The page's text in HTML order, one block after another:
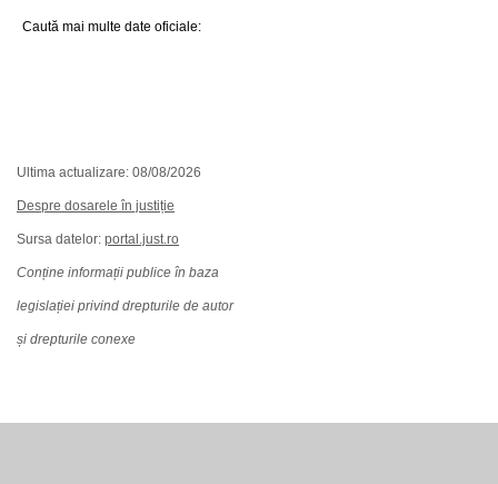
Caută mai multe date oficiale:
Ultima actualizare: 08/08/2026
Despre dosarele în justiție
Sursa datelor: portal.just.ro
Conține informații publice în baza
legislației privind drepturile de autor
și drepturile conexe